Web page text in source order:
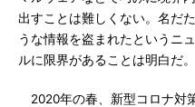
出すことは難しくない。名だ
うな情報を盗まれたというニ
ルに限界があることは明白だ。
2020年の春、新型コロナ対